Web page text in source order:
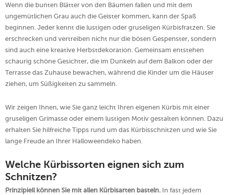
Wenn die bunten Blätter von den Bäumen fallen und mit dem
ungemütlichen Grau auch die Geister kommen, kann der Spaß
beginnen. Jeder kennt die lustigen oder gruseligen Kürbisfratzen. Sie
erschrecken und vertreiben nicht nur die bösen Gespenster, sondern
sind auch eine kreative Herbstdekoration. Gemeinsam entstehen
schaurig schöne Gesichter, die im Dunkeln auf dem Balkon oder der
Terrasse das Zuhause bewachen, während die Kinder um die Häuser
ziehen, um Süßigkeiten zu sammeln.
Wir zeigen Ihnen, wie Sie ganz leicht Ihren eigenen Kürbis mit einer
gruseligen Grimasse oder einem lustigen Motiv gestalten können. Dazu
erhalten Sie hilfreiche Tipps rund um das Kürbisschnitzen und wie Sie
lange Freude an Ihrer Halloweendeko haben.
Welche Kürbissorten eignen sich zum
Schnitzen?
Prinzipiell können Sie mit allen Kürbisarten basteln. In fast jedem